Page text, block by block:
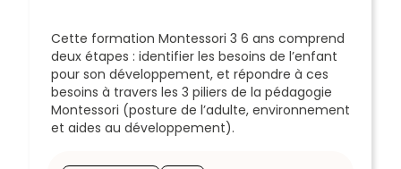
Cette formation Montessori 3 6 ans comprend
deux étapes : identifier les besoins de l’enfant
pour son développement, et répondre à ces
besoins à travers les 3 piliers de la pédagogie
Montessori (posture de l’adulte, environnement
et aides au développement).